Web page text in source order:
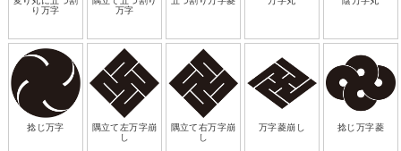
り万字
万字
捻じ万字
隅立て左万字崩
し
隅立て右万字崩
し
万字菱崩し 捻じ万字菱